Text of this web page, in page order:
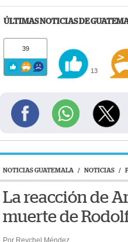
ÚLTIMAS NOTICIAS DE
39
13
NOTICIAS GUATEMALA / NOTICIAS /
La reacción de
muerte de
Por Reychel Méndez